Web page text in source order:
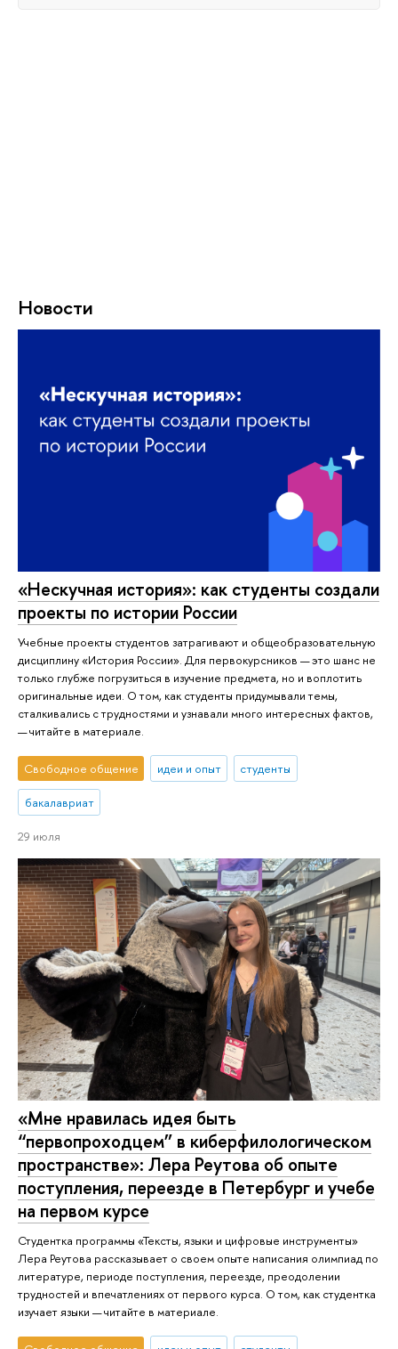
Новости
«Нескучная история»: как студенты создали
проекты по истории России
Учебные проекты студентов затрагивают и общеобразовательную
дисциплину «История России». Для первокурсников — это шанс не
только глубже погрузиться в изучение предмета, но и воплотить
оригинальные идеи. О том, как студенты придумывали темы,
сталкивались с трудностями и узнавали много интересных фактов,
— читайте в материале.
Свободное общение идеи и опыт студенты
бакалавриат
29 июля
«Мне нравилась идея быть
“первопроходцем” в киберфилологическом
пространстве»: Лера Реутова об опыте
поступления, переезде в Петербург и учебе
на первом курсе
Студентка программы «Тексты, языки и цифровые инструменты»
Лера Реутова рассказывает о своем опыте написания олимпиад по
литературе, периоде поступления, переезде, преодолении
трудностей и впечатлениях от первого курса. О том, как студентка
изучает языки — читайте в материале.